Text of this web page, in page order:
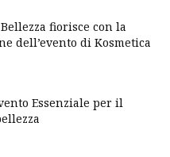
fiorisce con la
dell’evento di Kosmetica
Essenziale per il